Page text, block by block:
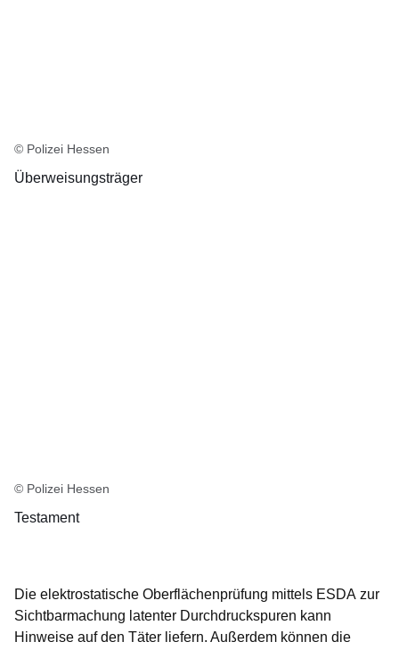
© Polizei Hessen
Überweisungsträger
© Polizei Hessen
Testament
Die elektrostatische Oberflächenprüfung mittels ESDA zur
Sichtbarmachung latenter Durchdruckspuren kann
Hinweise auf den Täter liefern. Außerdem können die